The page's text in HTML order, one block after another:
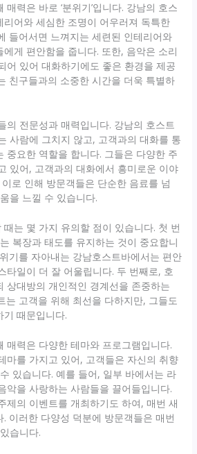
력은 바로 ‘분위기’입니다. 강남의 호스
리어와 세심한 조명이 어우러져 독특한
들어서면 느껴지는 세련된 인테리어와
게 편안함을 줍니다. 또한, 음악은 소리
어 있어 대화하기에도 좋은 환경을 제공
친구들과의 소중한 시간을 더욱 특별하
의 전문성과 매력입니다. 강남의 호스트
사람에 그치지 않고, 고객과의 대화를 통
중요한 역할을 합니다. 그들은 다양한 주
있어, 고객과의 대화에서 흥미로운 이야
로 인해 방문객들은 단순한 음료를 넘
을 느낄 수 있습니다.
는 몇 가지 유의할 점이 있습니다. 첫 번
복장과 태도를 유지하는 것이 중요합니
기를 자아내는 강남호스트바에서는 편안
타일이 더 잘 어울립니다. 두 번째로, 호
상대방의 개인적인 경계선을 존중하는
는 고객을 위해 최선을 다하지만, 그들도
기 때문입니다.
매력은 다양한 테마와 프로그램입니다.
마를 가지고 있어, 고객들은 자신의 취향
있습니다. 예를 들어, 일부 바에서는 라
악을 사랑하는 사람들을 끌어들입니다.
제의 이벤트를 개최하기도 하여, 매번 새
이러한 다양성 덕분에 방문객들은 매번
습니다.